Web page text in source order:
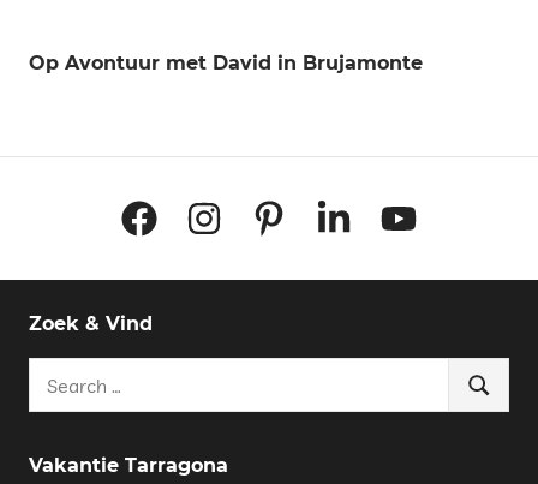
Op Avontuur met David in Brujamonte
FacebookInstagramPinterestLinkedInYouTube
Zoek & Vind
Search
Vakantie Tarragona